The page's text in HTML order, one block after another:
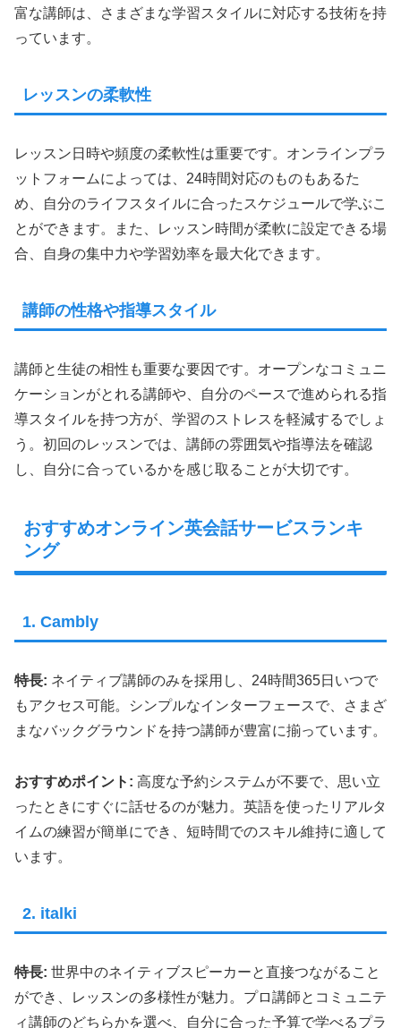
富な講師は、さまざまな学習スタイルに対応する技術を持
っています。
レッスンの柔軟性
レッスン日時や頻度の柔軟性は重要です。オンラインプラ
ットフォームによっては、24時間対応のものもあるた
め、自分のライフスタイルに合ったスケジュールで学ぶこ
とができます。また、レッスン時間が柔軟に設定できる場
合、自身の集中力や学習効率を最大化できます。
講師の性格や指導スタイル
講師と生徒の相性も重要な要因です。オープンなコミュニ
ケーションがとれる講師や、自分のペースで進められる指
導スタイルを持つ方が、学習のストレスを軽減するでしょ
う。初回のレッスンでは、講師の雰囲気や指導法を確認
し、自分に合っているかを感じ取ることが大切です。
おすすめオンライン英会話サービスランキ
ング
1. Cambly
特長: ネイティブ講師のみを採用し、24時間365日いつで
もアクセス可能。シンプルなインターフェースで、さまざ
まなバックグラウンドを持つ講師が豊富に揃っています。
おすすめポイント: 高度な予約システムが不要で、思い立
ったときにすぐに話せるのが魅力。英語を使ったリアルタ
イムの練習が簡単にでき、短時間でのスキル維持に適して
います。
2. italki
特長: 世界中のネイティブスピーカーと直接つながること
ができ、レッスンの多様性が魅力。プロ講師とコミュニテ
ィ講師のどちらかを選べ、自分に合った予算で学べるプラ